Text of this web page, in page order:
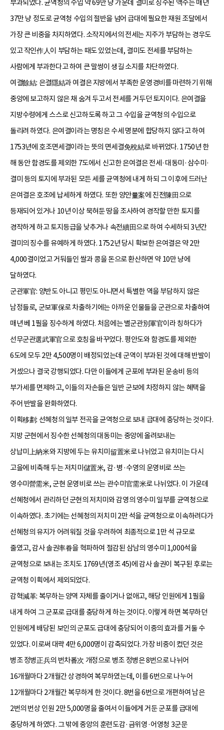
부과되었다. 균역청의 수입 약 69만 냥 가운데 결미로 징수된 액수는 매년
37만 냥 정도로 균역청 수입의 절반을 넘어 급대에 필요한 재원 조달에서
가장 큰 비중을 차지하였다. 소작지에서의 전세는 지주가 부담하는 경우도
있고 작인作人이 부담하는 때도 있었는데, 결미도 전세를 부담하는
사람에게 부과한다고 하여 큰 말썽이 생길 소지를 차단하였다.
여결餘結: 은결隱結과 여결은 지방에서 부족한 운영경비를 마련하기 위해
중앙에 보고하지 않은 채 숨겨 두고서 전세를 거두던 토지이다. 은여결을
지방수령에게 스스로 신고하도록 하고 그 수입을 균역청의 수입으로
돌리려 하였다. 은여결이라는 명칭은 수세 명분에 합당하지 않다고 하여
1753년에 호조면세결이라는 뜻의 면세결免稅結로 바뀌었다. 1750년 한
해 동안 함경도를 제외한 7도에서 신고한 은여결은 전세·대동미·삼수미·
결미 등의 토지에 부과된 모든 세를 균역청에 내게 하되 그 이후에 드러난
은여결은 호조에 납세하게 하였다. 또한 양안量案에 진전陳田으로
등재되어 있거나 10년 이상 묵혀둔 땅을 조사하여 경작할 만한 토지를
경작하게 하고 토지등급을 낮추거나 속전續田으로 하여 수세하되 3년간
결미의 징수를 유예하게 하였다. 1752년 당시 확보한 은여결은 약 2만
4,000결이었고 거둬들인 쌀과 콩을 돈으로 환산하면 약 10만 냥에
달하였다.
군관軍官: 양반도 아니고 평민도 아니면서 특별한 역을 부담하지 않은
남정들로, 군보軍保로 차출하기에는 아까운 인물들을 군관으로 차출하여
매년 베 1필을 징수하게 하였다. 처음에는 별군관別軍官이라 칭하다가
선무군관選武軍官으로 호칭을 바꾸었다. 평안도와 함경도를 제외한
6도에 모두 2만 4,500명이 배정되었는데 군역이 부과된 것에 대해 반발이
거셌으나 결국 강행되었다. 다만 이들에게 군포에 부과된 운송비 등의
부가세를 면제하고, 이들의 자손들은 일반 군보에 차정하지 않는 혜택을
주어 반발을 완화하였다.
이획移劃: 선혜청의 일부 전곡을 균역청으로 보내 급대에 충당하는 것이다.
지방 군현에서 징수한 선혜청의 대동미는 중앙에 올려보내는
상납미上納米와 지방에 두는 유치미留置米로 나뉘었고 유치미는 다시
고을에 비축해 두는 저치미儲置米, 감·병·수영의 운영비로 쓰는
영수미營需米, 군현 운영비로 쓰는 관수미官需米로 나뉘었다. 이 가운데
선혜청에서 관리하던 군현의 저치미와 감영의 영수미 일부를 균역청으로
이속하였다. 초기에는 선혜청의 저치미 2만 석을 균역청으로 이속하려다가
선혜청의 유지가 어려워질 것을 우려하여 최종적으로 1만 석 규모로
줄였고, 감사 솔권率眷을 혁파하여 절감된 삼남의 영수미 1,000석을
균역청으로 보내는 조치도 1769년(영조 45)에 감사 솔권이 복구된 후로는
균역청 이획에서 제외되었다.
감혁減革: 복무하는 양역 자체를 줄이거나 없애고, 해당 인원에게 1필을
내게 하여 그 군포로 급대를 충당하게 하는 것이다. 이렇게 하면 복무하던
인원에게 배당된 보인의 군포도 급대에 충당되어 이중의 효과를 거둘 수
있었다. 이로써 대략 4만 6,000명이 감축되었다. 가장 비중이 컸던 것은
병조 정병正兵의 번차番次 개정으로 병조 정병은 8번으로 나뉘어
16개월마다 2개월간 상경하여 복무하였는데, 이를 6번으로 나누어
12개월마다 2개월간 복무하게 한 것이다. 8번을 6번으로 개편하여 남은
2번의 번상 인원 2만 5,000명을 줄여서 이들에게 거둔 군포를 급대에
충당하게 하였다. 그 밖에 중앙의 훈련도감·금위영·어영청 3군문